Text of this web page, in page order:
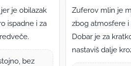
je obilazak
ispadne i za
bez
Zuferov mlin je
zbog atmosfere i
Dobar je za
nastaviš dalje